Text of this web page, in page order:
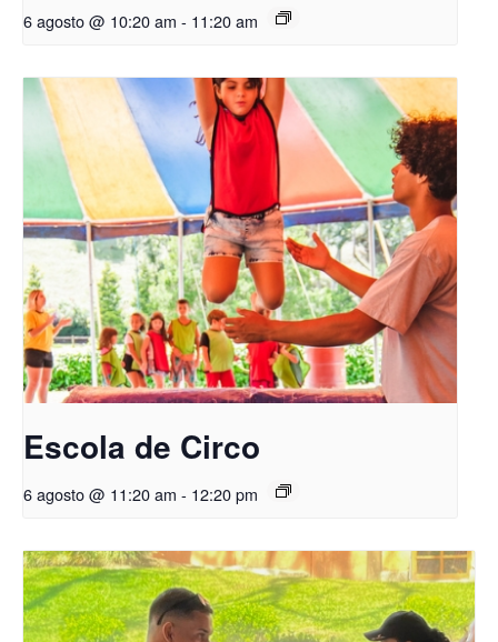
6 agosto @ 10:20 am - 11:20 am
Escola de Circo
6 agosto @ 11:20 am - 12:20 pm